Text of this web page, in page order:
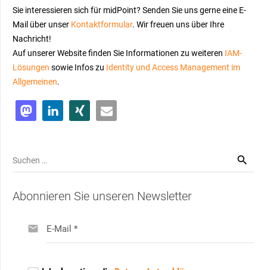
Sie interessieren sich für midPoint? Senden Sie uns gerne eine E-
Mail über unser Kontaktformular. Wir freuen uns über Ihre
Nachricht!
Auf unserer Website finden Sie Informationen zu weiteren IAM-
Lösungen sowie Infos zu Identity und Access Management im
Allgemeinen.
Suchen
nach:
Abonnieren Sie unseren Newsletter